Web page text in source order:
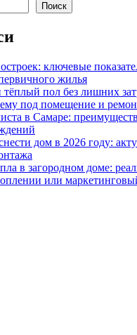
Поиск
ключевые
жилья
пол без лишних
под помещение и
в Самаре:
дом в 2026 году:
в загородном доме:
или